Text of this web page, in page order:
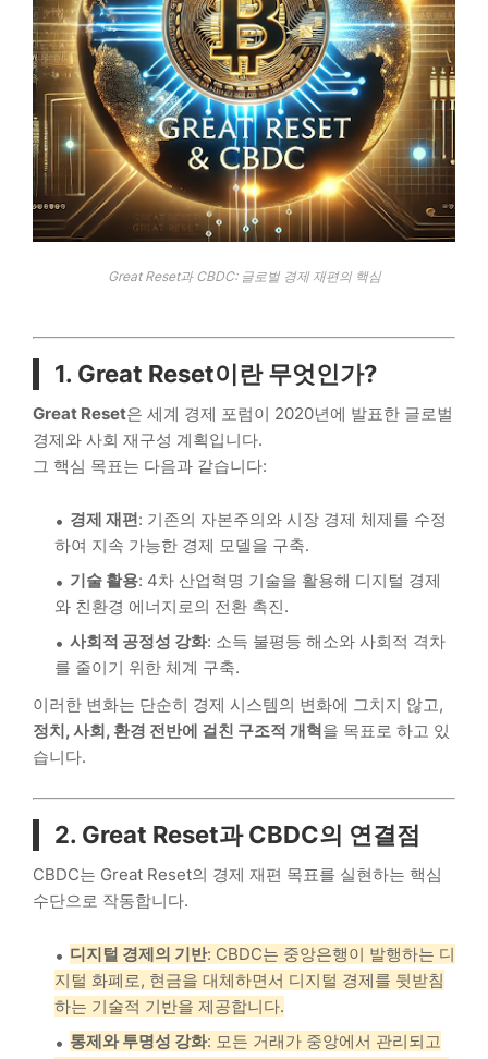
Great Reset과 CBDC: 글로벌 경제 재편의 핵심
1. Great Reset이란 무엇인가?
Great Reset은 세계 경제 포럼이 2020년에 발표한 글로벌
경제와 사회 재구성 계획입니다.
그 핵심 목표는 다음과 같습니다:
경제 재편: 기존의 자본주의와 시장 경제 체제를 수정
하여 지속 가능한 경제 모델을 구축.
기술 활용: 4차 산업혁명 기술을 활용해 디지털 경제
와 친환경 에너지로의 전환 촉진.
사회적 공정성 강화: 소득 불평등 해소와 사회적 격차
를 줄이기 위한 체계 구축.
이러한 변화는 단순히 경제 시스템의 변화에 그치지 않고,
정치, 사회, 환경 전반에 걸친 구조적 개혁을 목표로 하고 있
습니다.
2. Great Reset과 CBDC의 연결점
CBDC는 Great Reset의 경제 재편 목표를 실현하는 핵심
수단으로 작동합니다.
디지털 경제의 기반: CBDC는 중앙은행이 발행하는 디
지털 화폐로, 현금을 대체하면서 디지털 경제를 뒷받침
하는 기술적 기반을 제공합니다.
통제와 투명성 강화: 모든 거래가 중앙에서 관리되고